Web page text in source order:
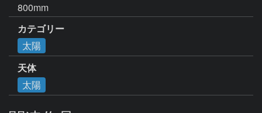
800mm
カテゴリー
太陽
天体
太陽